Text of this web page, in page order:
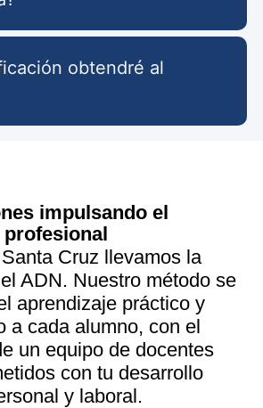
obtendré al
impulsando el
Cruz llevamos la
ADN. Nuestro método se
aprendizaje práctico y
a cada alumno, con el
un equipo de docentes
con tu desarrollo
y laboral.